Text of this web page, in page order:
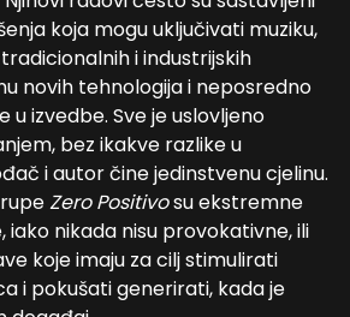
koja mogu uključivati muziku,
i industrijskih
novih tehnologija i neposredno
u izvedbe. Sve je uslovljeno
bez ikakve razlike u
i autor čine jedinstvenu cjelinu.
Zero Positivosu ekstremne
nikada nisu provokativne, ili
koje imaju za cilj stimulirati
i pokušati generirati, kada je